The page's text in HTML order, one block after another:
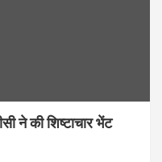
ने की शिष्टाचार भेंट